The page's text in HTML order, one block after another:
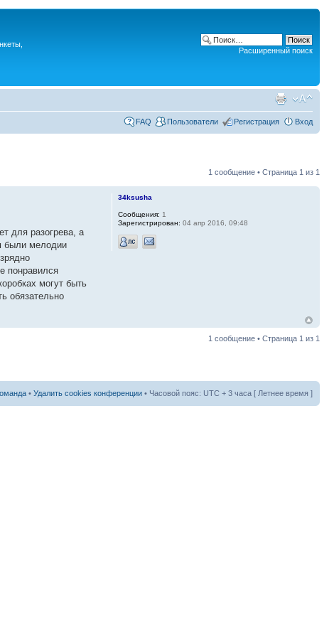
Расширенный поиск
FAQ Пользователи Регистрация Вход
1 сообщение • Страница 1 из 1
для разогрева, а
были мелодии
понравился
могут быть
обязательно
34ksusha
Сообщения: 1
Зарегистрирован: 04 апр 2016, 09:48
1 сообщение • Страница 1 из 1
• Удалить cookies конференции • Часовой пояс: UTC + 3 часа [ Летнее время ]